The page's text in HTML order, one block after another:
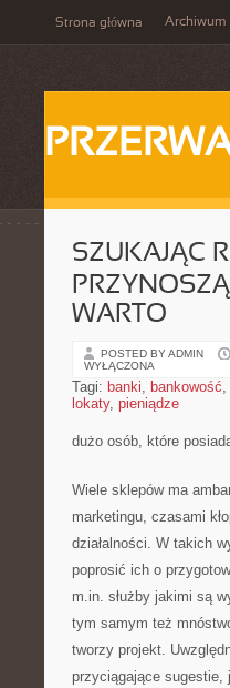
Strona główna Archiwum
SZUKAJĄC
WARTO
POSTED BY ADMIN
WYŁĄCZONA
Tagi: banki, bankowość,
lokaty, pieniądze
dużo osób, które
Wiele sklepów ma
marketingu, czasami
działalności. W takich
poprosić ich o
m.in. służby jakimi są
tym samym też
tworzy projekt.
przyciągające sugestie,